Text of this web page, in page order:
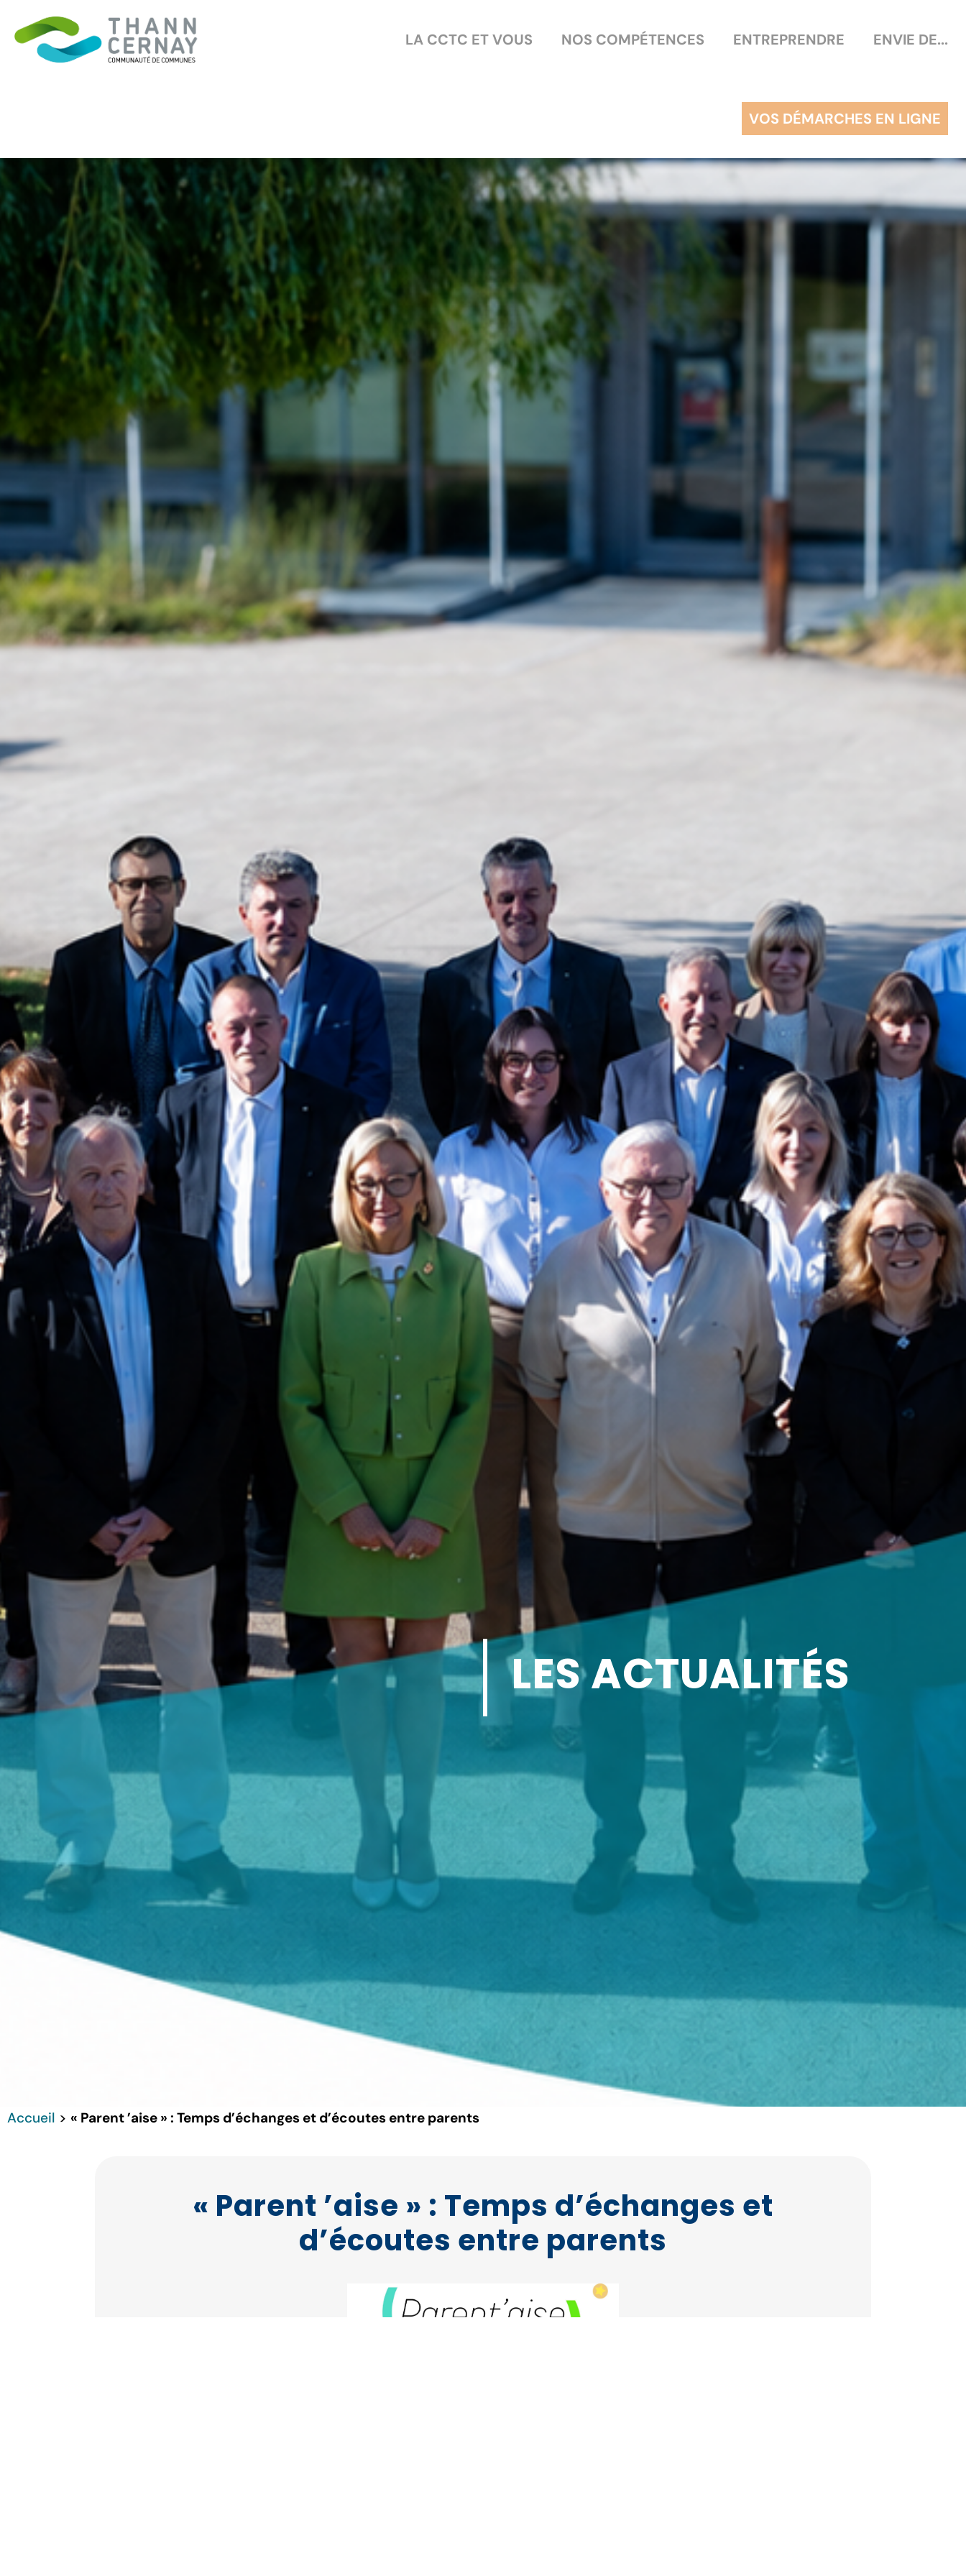
LA CCTC ET VOUS NOS COMPÉTENCES ENTREPRENDRE ENVIE DE...
VOS DÉMARCHES EN LIGNE
LES ACTUALITÉS
Accueil > « Parent ’aise » : Temps d’échanges et d’écoutes entre parents
« Parent ’aise » : Temps d’échanges et
d’écoutes entre parents